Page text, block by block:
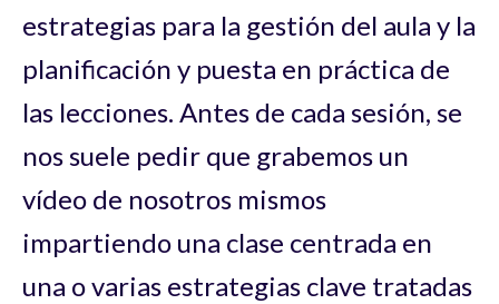
estrategias para la gestión del aula y la
planificación y puesta en práctica de
las lecciones. Antes de cada sesión, se
nos suele pedir que grabemos un
vídeo de nosotros mismos
impartiendo una clase centrada en
una o varias estrategias clave tratadas